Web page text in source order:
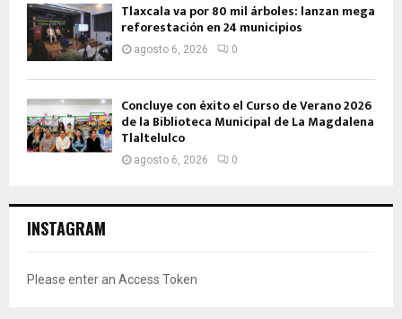
Tlaxcala va por 80 mil árboles: lanzan mega
reforestación en 24 municipios
agosto 6, 2026 0
Concluye con éxito el Curso de Verano 2026
de la Biblioteca Municipal de La Magdalena
Tlaltelulco
agosto 6, 2026 0
INSTAGRAM
Please enter an Access Token